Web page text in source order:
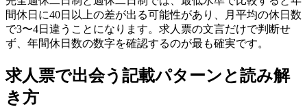
間休日に40日以上の差が出る可能性があり、月平均の休日数
で3〜4日違うことになります。求人票の文言だけで判断せ
ず、年間休日数の数字を確認するのが最も確実です。
求人票で出会う記載パターンと読み解
き方